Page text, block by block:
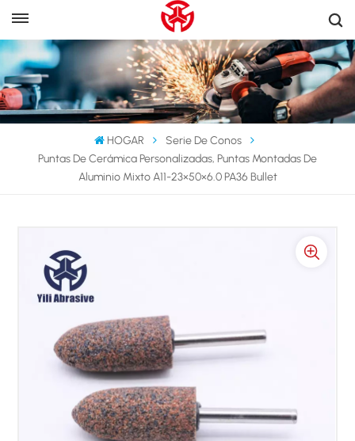
HOGAR
Serie De Conos
Puntas De Cerámica Personalizadas, Puntas Montadas De
Aluminio Mixto A11-23×50×6.0 PA36 Bullet